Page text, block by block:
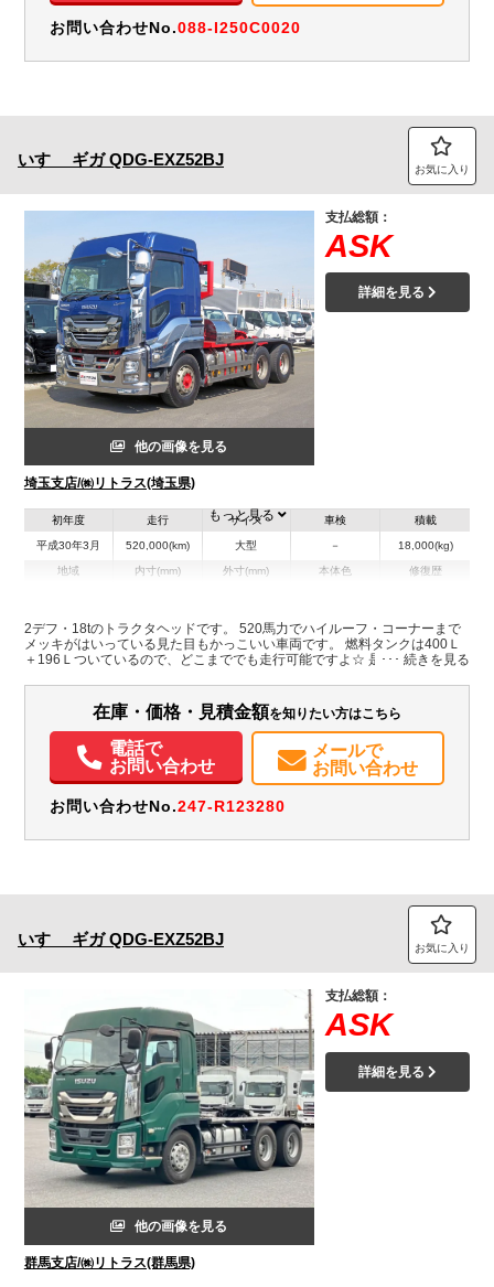
お問い合わせNo.088-I250C0020
いすゞ ギガ QDG-EXZ52BJ お気に入り
他の画像を見る
埼玉支店/㈱リトラス(埼玉県)
支払総額：
ASK
詳細を見る
初年度
平成30年3月
走行
520,000(km)
サイズ
大型
車検
－
積載
18,000(kg)
地域 内寸(mm) 外寸(mm) 本体色 修復歴
装備情報
エアコン パワステ パワーウィンドウ ABS エアバッグ
電動格納ミラー
ETC
もっと見る
2デフ・18tのトラクタヘッドです。 520馬力でハイルーフ・コーナーまで
メッキがはいっている見た目もかっこいい車両です。 燃料タンクは400Ｌ
＋196Ｌついているので、どこまででも走行可能ですよ☆ 是非この機会に
在庫・価格・見積金額を知りたい方はこちら
電話で
お問い合わせ
メールで
お問い合わせ
お問い合わせNo.247-R123280
いすゞ ギガ QDG-EXZ52BJ お気に入り
他の画像を見る
群馬支店/㈱リトラス(群馬県)
支払総額：
ASK
詳細を見る